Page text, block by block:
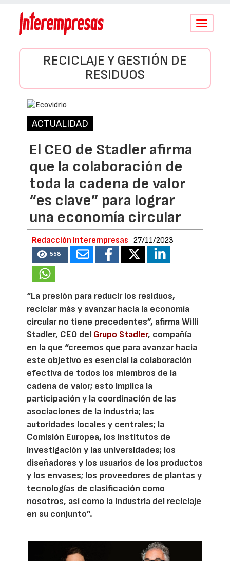
Conmutar
RECICLAJE Y GESTIÓN DE
RESIDUOS
ACTUALIDAD
El CEO de Stadler afirma
que la colaboración de
toda la cadena de valor
“es clave” para lograr
una economía circular
Redacción Interempresas 27/11/2023
558
“La presión para reducir los residuos,
reciclar más y avanzar hacia la economía
circular no tiene precedentes”, afirma Willi
Stadler, CEO del Grupo Stadler, compañía
en la que “creemos que para avanzar hacia
este objetivo es esencial la colaboración
efectiva de todos los miembros de la
cadena de valor; esto implica la
participación y la coordinación de las
asociaciones de la industria; las
autoridades locales y centrales; la
Comisión Europea, los institutos de
investigación y las universidades; los
diseñadores y los usuarios de los productos
y los envases; los proveedores de plantas y
tecnologías de clasificación como
nosotros, así como la industria del reciclaje
en su conjunto”.